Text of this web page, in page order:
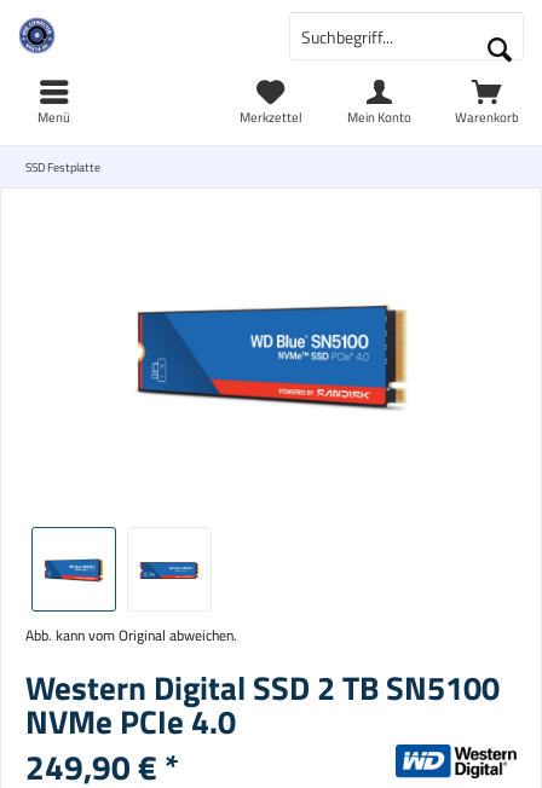
Warenkorb
Merkzettel Mein Konto
Menü
SSD Festplatte
Abb. kann vom Original abweichen.
Western Digital SSD 2 TB SN5100
NVMe PCIe 4.0
249,90 € *